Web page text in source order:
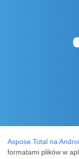
Aspose.Total na
formatami plików w